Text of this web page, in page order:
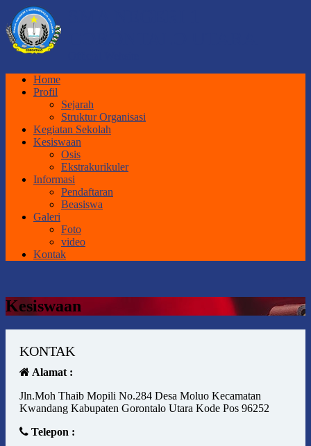
Home
Profil
Sejarah
Struktur Organisasi
Kegiatan Sekolah
Kesiswaan
Osis
Ekstrakurikuler
Informasi
Pendaftaran
Beasiswa
Galeri
Foto
video
Kontak
Kesiswaan
KONTAK
Alamat :
Jln.Moh Thaib Mopili No.284 Desa Moluo Kecamatan
Kwandang Kabupaten Gorontalo Utara Kode Pos 96252
Telepon :